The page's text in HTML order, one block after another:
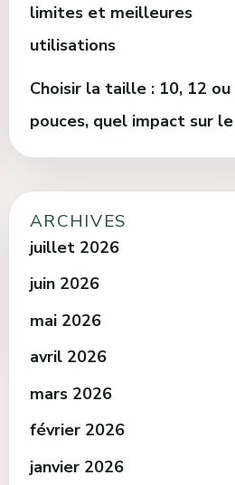
limites et meilleures
utilisations
Choisir la taille : 10, 12 ou
pouces, quel impact sur
ARCHIVES
juillet 2026
juin 2026
mai 2026
avril 2026
mars 2026
février 2026
janvier 2026